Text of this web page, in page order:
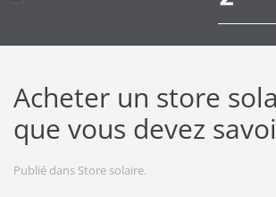
Acheter un store
que vous devez
Publié dans Store solaire.